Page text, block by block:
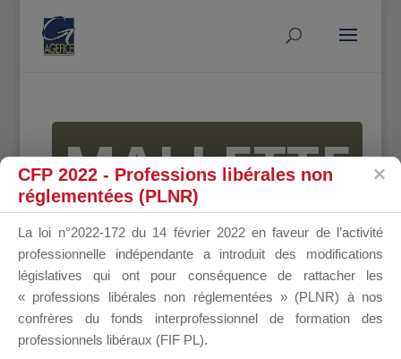
MALLETTE
DU
CFP 2022 - Professions libérales non
réglementées (PLNR)
La loi n°2022-172 du 14 février 2022 en faveur de l’activité
professionnelle indépendante a introduit des modifications
législatives qui ont pour conséquence de rattacher les
« professions libérales non réglementées » (PLNR) à nos
confrères du fonds interprofessionnel de formation des
professionnels libéraux (FIF PL).